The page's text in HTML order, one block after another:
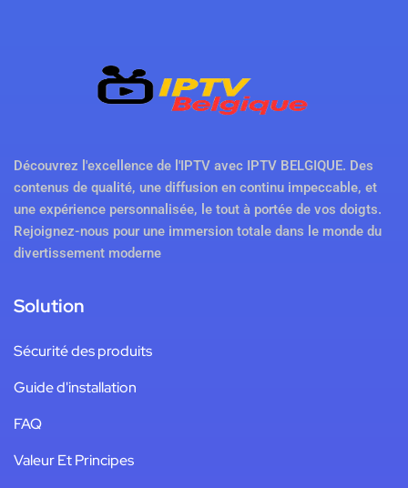
Découvrez l'excellence de l'IPTV avec IPTV BELGIQUE. Des
contenus de qualité, une diffusion en continu impeccable, et
une expérience personnalisée, le tout à portée de vos doigts.
Rejoignez-nous pour une immersion totale dans le monde du
divertissement moderne
Solution
Sécurité des produits
Guide d'installation
FAQ
Valeur Et Principes